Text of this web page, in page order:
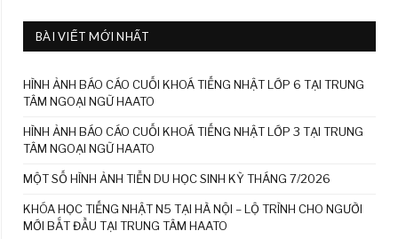
BÀI VIẾT MỚI NHẤT
HÌNH ẢNH BÁO CÁO CUỐI KHOÁ TIẾNG NHẬT LỚP 6 TẠI TRUNG
TÂM NGOẠI NGỮ HAATO
HÌNH ẢNH BÁO CÁO CUỐI KHOÁ TIẾNG NHẬT LỚP 3 TẠI TRUNG
TÂM NGOẠI NGỮ HAATO
MỘT SỐ HÌNH ẢNH TIỄN DU HỌC SINH KỲ THÁNG 7/2026
KHÓA HỌC TIẾNG NHẬT N5 TẠI HÀ NỘI – LỘ TRÌNH CHO NGƯỜI
MỚI BẮT ĐẦU TẠI TRUNG TÂM HAATO